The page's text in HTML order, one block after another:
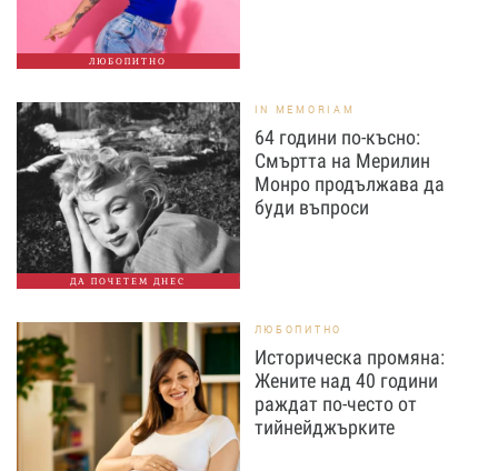
ЛЮБОПИТНО
ДА ПОЧЕТЕМ ДНЕС
IN MEMORIAM
64 години по-късно:
Смъртта на Мерилин
Монро продължава да
буди въпроси
ЛЮБОПИТНО
Историческа промяна:
Жените над 40 години
раждат по-често от
тийнейджърките